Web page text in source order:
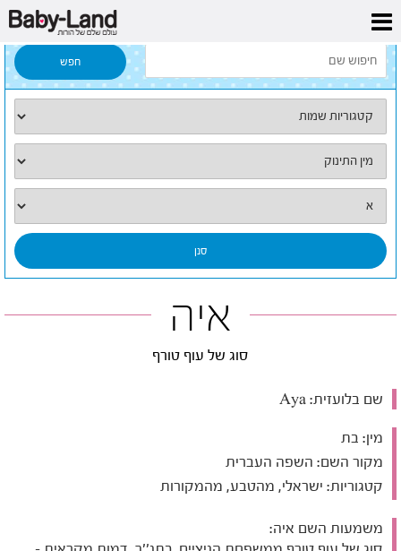
דף הבית
איה
סוג של עוף טורף
שם בלועזית:
מין: בת
מקור השם: השפה העברית
קטגוריות: ישראלי, מהטבע, מהמקורות
משמעות השם איה: